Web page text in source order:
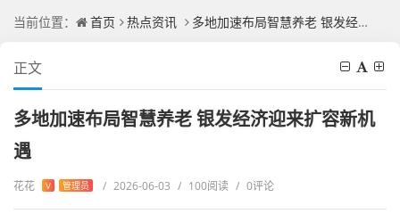
当前位置： 首页 热点资讯 多地加速布局智慧养老 银发经济迎来扩容新机遇
正文
多地加速布局智慧养老 银发经济迎来扩容新机
遇
花花 V 管理员 / 2026-06-03 / 100阅读 / 0评论